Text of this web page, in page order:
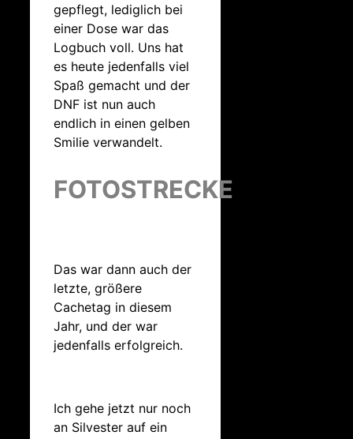
gepflegt, lediglich bei
einer Dose war das
Logbuch voll. Uns hat
es heute jedenfalls viel
Spaß gemacht und der
DNF ist nun auch
endlich in einen gelben
Smilie verwandelt.
FOTOSTRECKE
Das war dann auch der
letzte, größere
Cachetag in diesem
Jahr, und der war
jedenfalls erfolgreich.
Ich gehe jetzt nur noch
an Silvester auf ein